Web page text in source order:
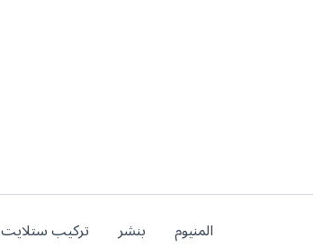
المنيوم بنشر تركيب ستلايت